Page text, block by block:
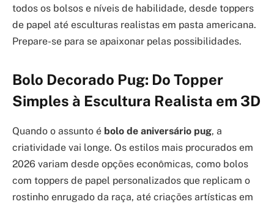
todos os bolsos e níveis de habilidade, desde toppers
de papel até esculturas realistas em pasta americana.
Prepare-se para se apaixonar pelas possibilidades.
Bolo Decorado Pug: Do Topper
Simples à Escultura Realista em 3D
Quando o assunto é bolo de aniversário pug, a
criatividade vai longe. Os estilos mais procurados em
2026 variam desde opções econômicas, como bolos
com toppers de papel personalizados que replicam o
rostinho enrugado da raça, até criações artísticas em